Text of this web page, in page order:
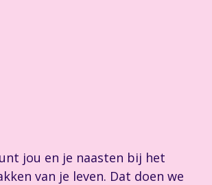
jou en je naasten bij het
van je leven. Dat doen we